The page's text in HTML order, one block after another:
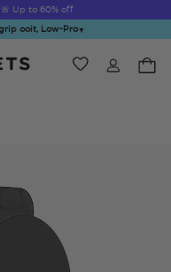
🚨 Up to 60% off
ooit, Low-Pro▼
Verlanglijst